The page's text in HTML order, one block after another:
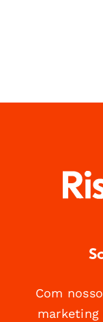
Com
marketing